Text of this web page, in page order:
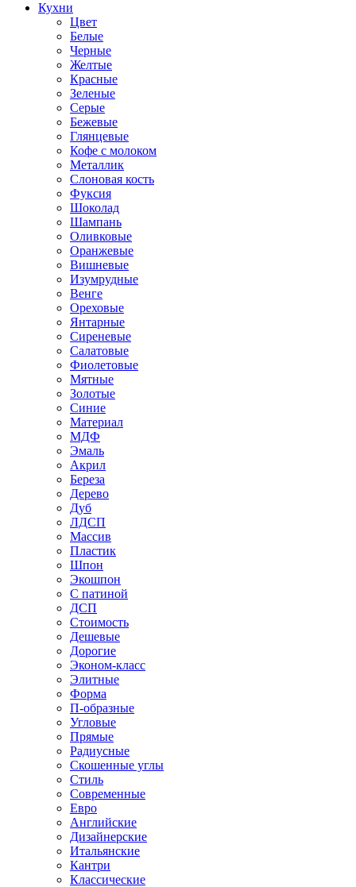
Кухни
Цвет
Белые
Черные
Желтые
Красные
Зеленые
Серые
Бежевые
Глянцевые
Кофе с молоком
Металлик
Слоновая кость
Фуксия
Шоколад
Шампань
Оливковые
Оранжевые
Вишневые
Изумрудные
Венге
Ореховые
Янтарные
Сиреневые
Салатовые
Фиолетовые
Мятные
Золотые
Синие
Материал
МДФ
Эмаль
Акрил
Береза
Дерево
Дуб
ЛДСП
Массив
Пластик
Шпон
Экошпон
С патиной
ДСП
Стоимость
Дешевые
Дорогие
Эконом-класс
Элитные
Форма
П-образные
Угловые
Прямые
Радиусные
Скошенные углы
Стиль
Современные
Евро
Английские
Дизайнерские
Итальянские
Кантри
Классические